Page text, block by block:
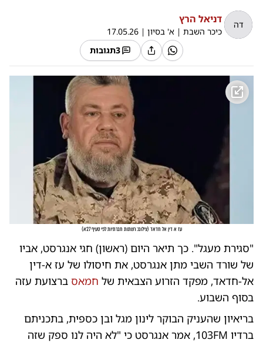
דה דניאל הרץ
כיכר השבת | א' בסיון |
17.05.26
3תגובות
עז א דין אל חדאד (צילום: רשתות חברתיות לפי סעיף 27א )
"סגירת מעגל". כך תיאר היום (ראשון) חגי אנגרסט, אביו
של שורד השבי מתן אנגרסט, את חיסולו של עז א-דין
אל-חדאד, מפקד הזרוע הצבאית של חמאס ברצועת עזה
בסוף השבוע.
בריאיון שהעניק הבוקר לינון מגל ובן כספית, בתכניתם
ברדיו 103FM, אמר אנגרסט כי "לא היה לנו ספק שזה